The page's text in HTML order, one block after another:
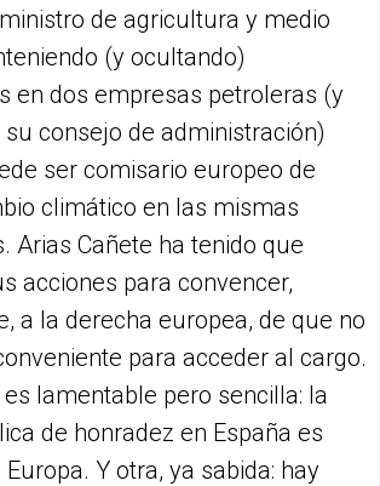
de agricultura y medio
(y ocultando)
en dos empresas petroleras (y
consejo de administración)
ser comisario europeo de
climático en las mismas
Arias Cañete ha tenido que
acciones para convencer,
a la derecha europea, de que no
para acceder al cargo.
lamentable pero sencilla: la
de honradez en España es
Y otra, ya sabida: hay